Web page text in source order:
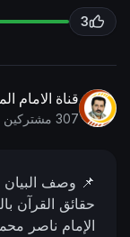
s
f
l
s
3
قناة الامام
307 مشتركين
📌 وصف البیان
حقائق القرآن
الإمام ناصر